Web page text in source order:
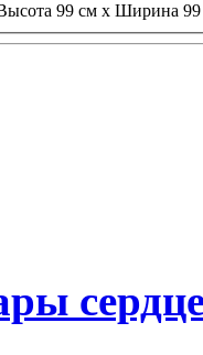
99 см х Ширина